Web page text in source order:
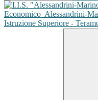
Economico Alessandrini-
Istruzione Superiore -